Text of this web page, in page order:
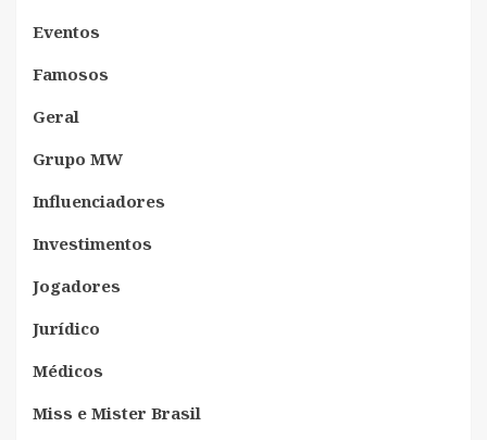
Eventos
Famosos
Geral
Grupo MW
Influenciadores
Investimentos
Jogadores
Jurídico
Médicos
Miss e Mister Brasil